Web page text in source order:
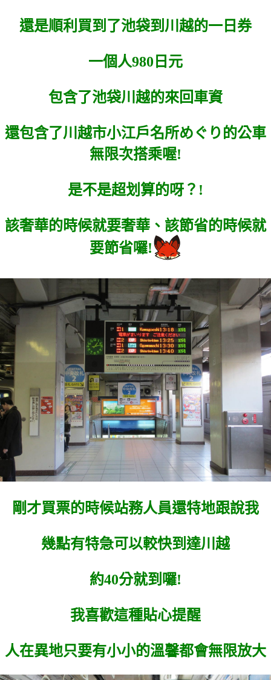
還是順利買到了池袋到川越的一日券
一個人980日元
包含了池袋川越的來回車資
還包含了川越市小江戶名所めぐり的公車
無限次搭乘喔!
是不是超划算的呀？!
該奢華的時候就要奢華、該節省的時候就
要節省囉!
剛才買票的時候站務人員還特地跟說我
幾點有特急可以較快到達川越
約40分就到囉!
我喜歡這種貼心提醒
人在異地只要有小小的溫馨都會無限放大